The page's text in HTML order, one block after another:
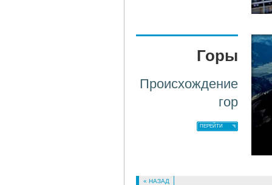
Горы
Происхождение
гор
ПЕРЕЙТИ
« НАЗАД